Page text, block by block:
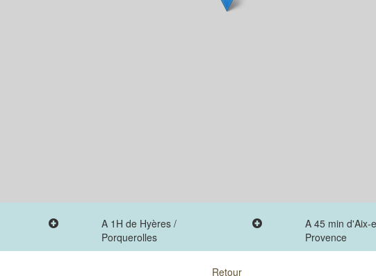
A 1H de Hyères /
Porquerolles
A 45 min d'Aix-
Provence
Retour